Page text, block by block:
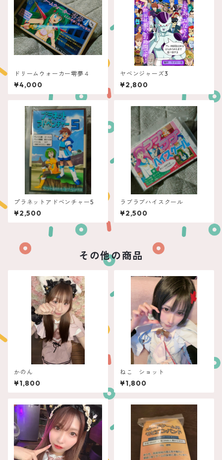
ドリームウォーカー零夢４
¥4,000
ヤベンジャーズ3
¥2,800
プラネットアドベンチャー5
¥2,500
ラブラブハイスクール
¥2,500
その他の商品
かのん
¥1,800
ねこ ショット
¥1,800